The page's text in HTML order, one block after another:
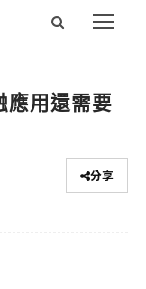
應用還需要
分享